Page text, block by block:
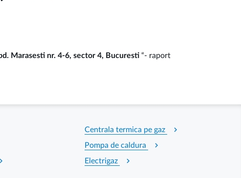
Marasesti nr. 4-6, sector 4, Bucuresti “- raport
Centrala termica pe gaz chevron_right
Pompa de caldura chevron_right
chevron_right Electrigaz chevron_right